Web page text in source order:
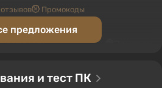
Промокоды
предложения
и тест ПК